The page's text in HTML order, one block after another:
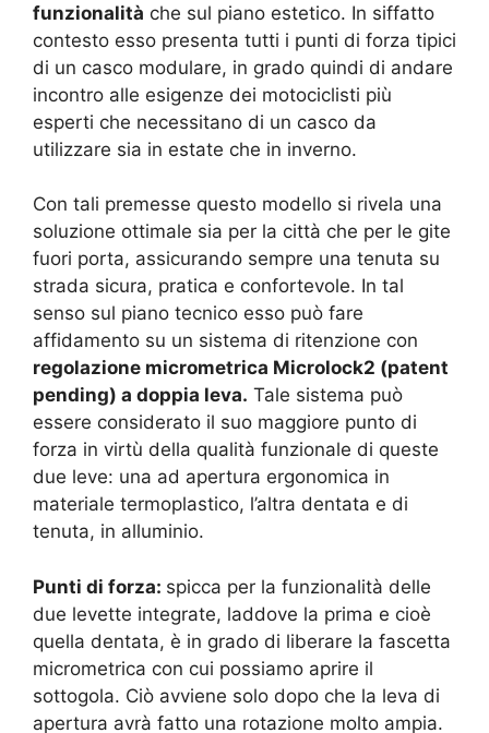
funzionalità che sul piano estetico. In siffatto
contesto esso presenta tutti i punti di forza tipici
di un casco modulare, in grado quindi di andare
incontro alle esigenze dei motociclisti più
esperti che necessitano di un casco da
utilizzare sia in estate che in inverno.
Con tali premesse questo modello si rivela una
soluzione ottimale sia per la città che per le gite
fuori porta, assicurando sempre una tenuta su
strada sicura, pratica e confortevole. In tal
senso sul piano tecnico esso può fare
affidamento su un sistema di ritenzione con
regolazione micrometrica Microlock2 (patent
pending) a doppia leva. Tale sistema può
essere considerato il suo maggiore punto di
forza in virtù della qualità funzionale di queste
due leve: una ad apertura ergonomica in
materiale termoplastico, l’altra dentata e di
tenuta, in alluminio.
Punti di forza: spicca per la funzionalità delle
due levette integrate, laddove la prima e cioè
quella dentata, è in grado di liberare la fascetta
micrometrica con cui possiamo aprire il
sottogola. Ciò avviene solo dopo che la leva di
apertura avrà fatto una rotazione molto ampia.